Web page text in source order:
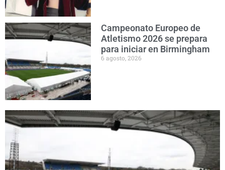
Campeonato Europeo de
Atletismo 2026 se prepara
para iniciar en Birmingham
6 agosto, 2026